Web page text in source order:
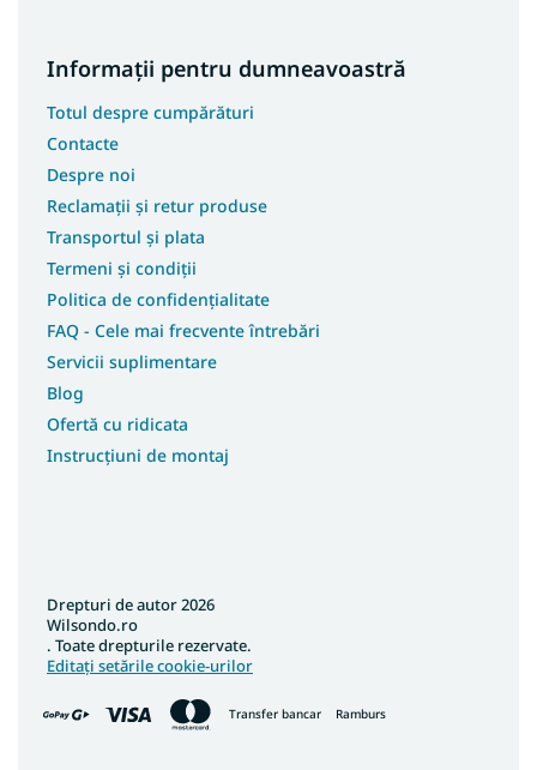
Informații pentru dumneavoastră
Totul despre cumpărături
Contacte
Despre noi
Reclamații și retur produse
Transportul și plata
Termeni și condiții
Politica de confidențialitate
FAQ - Cele mai frecvente întrebări
Servicii suplimentare
Blog
Ofertă cu ridicata
Instrucțiuni de montaj
Transfer bancar Ramburs
Drepturi de autor 2026
Wilsondo.ro
. Toate drepturile rezervate.
Editați setările cookie-urilor